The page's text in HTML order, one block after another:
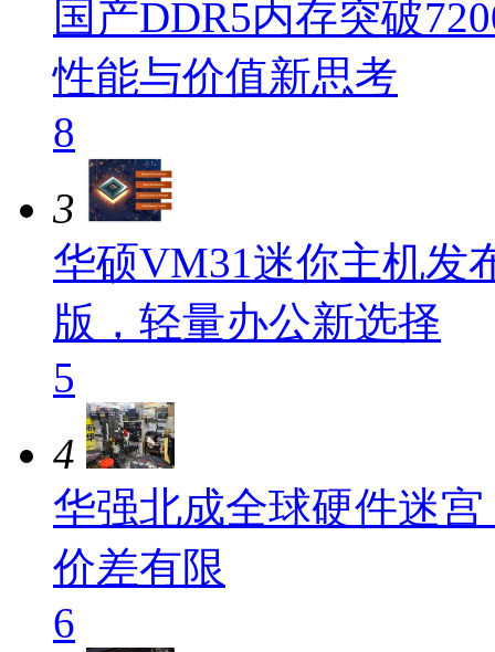
国产DDR5内存突破
性能与价值新思考
8
3
华硕VM31迷你主机发
版，轻量办公新选择
5
4
华强北成全球硬件迷
价差有限
6